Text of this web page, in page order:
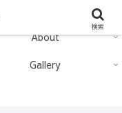
About
Gallery
検索